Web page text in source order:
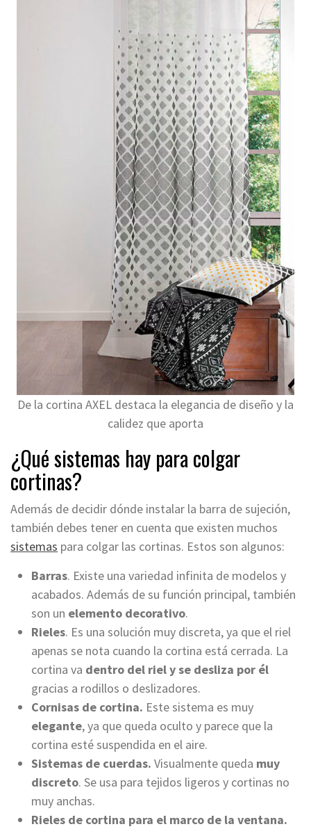
De la cortina AXEL destaca la elegancia de diseño y la
calidez que aporta
¿Qué sistemas hay para colgar
cortinas?
Además de decidir dónde instalar la barra de sujeción,
también debes tener en cuenta que existen muchos
sistemas para colgar las cortinas. Estos son algunos:
Barras. Existe una variedad infinita de modelos y
acabados. Además de su función principal, también
son un elemento decorativo.
Rieles. Es una solución muy discreta, ya que el riel
apenas se nota cuando la cortina está cerrada. La
cortina va dentro del riel y se desliza por él
gracias a rodillos o deslizadores.
Cornisas de cortina. Este sistema es muy
elegante, ya que queda oculto y parece que la
cortina esté suspendida en el aire.
Sistemas de cuerdas. Visualmente queda muy
discreto. Se usa para tejidos ligeros y cortinas no
muy anchas.
Rieles de cortina para el marco de la ventana.